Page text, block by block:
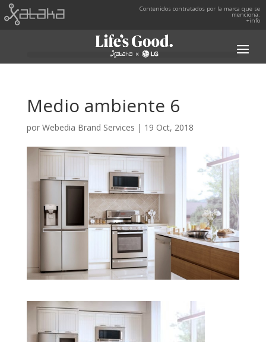
Contenidos contratados por la marca que se
menciona.
+info
Medio ambiente 6
por Webedia Brand Services | 19 Oct, 2018